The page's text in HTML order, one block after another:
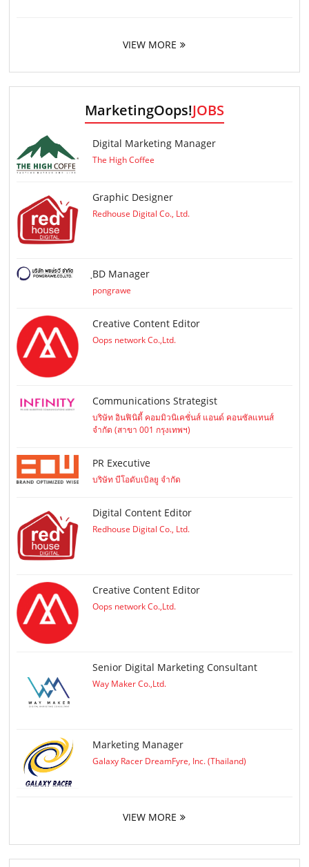
VIEW MORE
MarketingOops!JOBS
Digital Marketing Manager
The High Coffee
Graphic Designer
Redhouse Digital Co., Ltd.
ฺBD Manager
pongrawe
Creative Content Editor
Oops network Co.,Ltd.
Communications Strategist
บริษัท อินฟินิตี้ คอมมิวนิเคชั่นส์ แอนด์ คอนซัลแทนส์
จำกัด (สาขา 001 กรุงเทพฯ)
PR Executive
บริษัท บีโอดับเบิลยู จำกัด
Digital Content Editor
Redhouse Digital Co., Ltd.
Creative Content Editor
Oops network Co.,Ltd.
Senior Digital Marketing Consultant
Way Maker Co.,Ltd.
Marketing Manager
Galaxy Racer DreamFyre, Inc. (Thailand)
VIEW MORE